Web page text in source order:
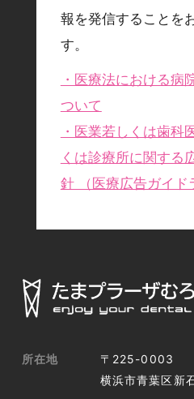
報を発信することを
す。
・医療法における病
ついて
・医業若しくは歯科
くは診療所に関する
針 （医療広告ガイド
所在地
〒225-0003
横浜市青葉区新